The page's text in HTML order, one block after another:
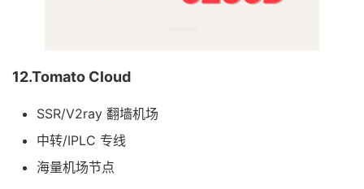
12.Tomato Cloud
SSR/V2ray 翻墙机场
中转/IPLC 专线
海量机场节点